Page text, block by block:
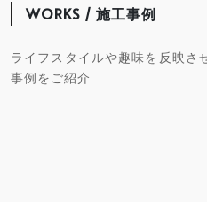
WORKS / 施工事例
ライフスタイルや趣味を反映さ
事例をご紹介